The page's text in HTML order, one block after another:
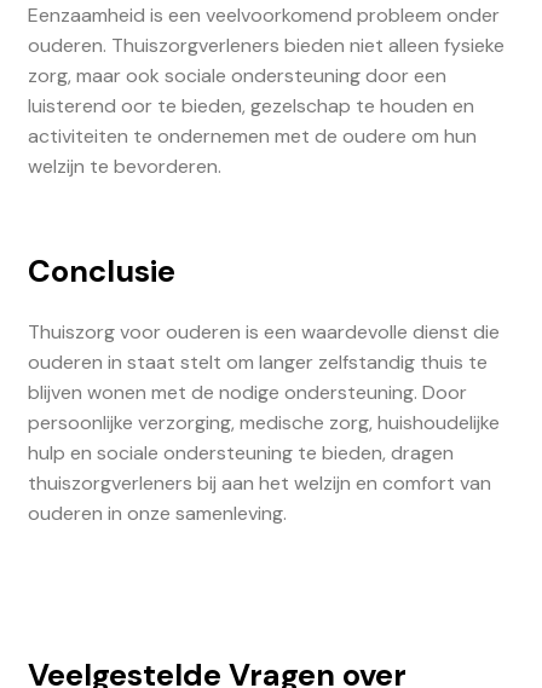
Eenzaamheid is een veelvoorkomend probleem onder
ouderen. Thuiszorgverleners bieden niet alleen fysieke
zorg, maar ook sociale ondersteuning door een
luisterend oor te bieden, gezelschap te houden en
activiteiten te ondernemen met de oudere om hun
welzijn te bevorderen.
Conclusie
Thuiszorg voor ouderen is een waardevolle dienst die
ouderen in staat stelt om langer zelfstandig thuis te
blijven wonen met de nodige ondersteuning. Door
persoonlijke verzorging, medische zorg, huishoudelijke
hulp en sociale ondersteuning te bieden, dragen
thuiszorgverleners bij aan het welzijn en comfort van
ouderen in onze samenleving.
Veelgestelde Vragen over